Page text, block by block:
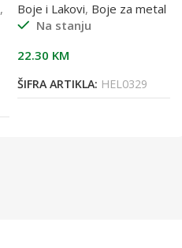
,
Boje i Lakovi, Boje za metal
Na stanju
22.30 KM
ŠIFRA ARTIKLA: HEL0329